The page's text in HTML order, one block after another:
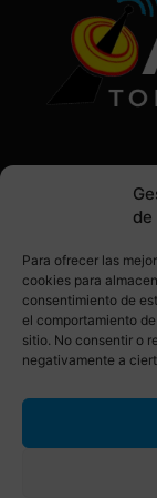
de
Para ofrecer las
cookies para
consentimiento de
el comportamiento
sitio. No consentir o
negativamente a
© Torrevieja ON.